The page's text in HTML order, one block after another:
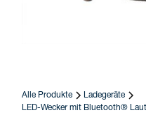
Alle Produkte
Ladegeräte
LED-Wecker mit Bluetooth®